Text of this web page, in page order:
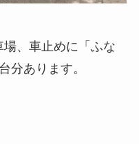
、車止めに「ふな
分あります。